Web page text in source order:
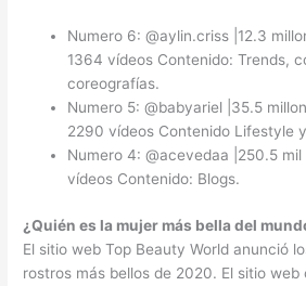
Numero 6: @aylin.criss |12.3
1364 vídeos Contenido: Trends,
coreografías.
Numero 5: @babyariel |35.5
2290 vídeos Contenido Lifestyle
Numero 4: @acevedaa |250.5
vídeos Contenido: Blogs.
¿Quién es la mujer más bella del
El sitio web Top Beauty World anunció
rostros más bellos de 2020. El sitio web